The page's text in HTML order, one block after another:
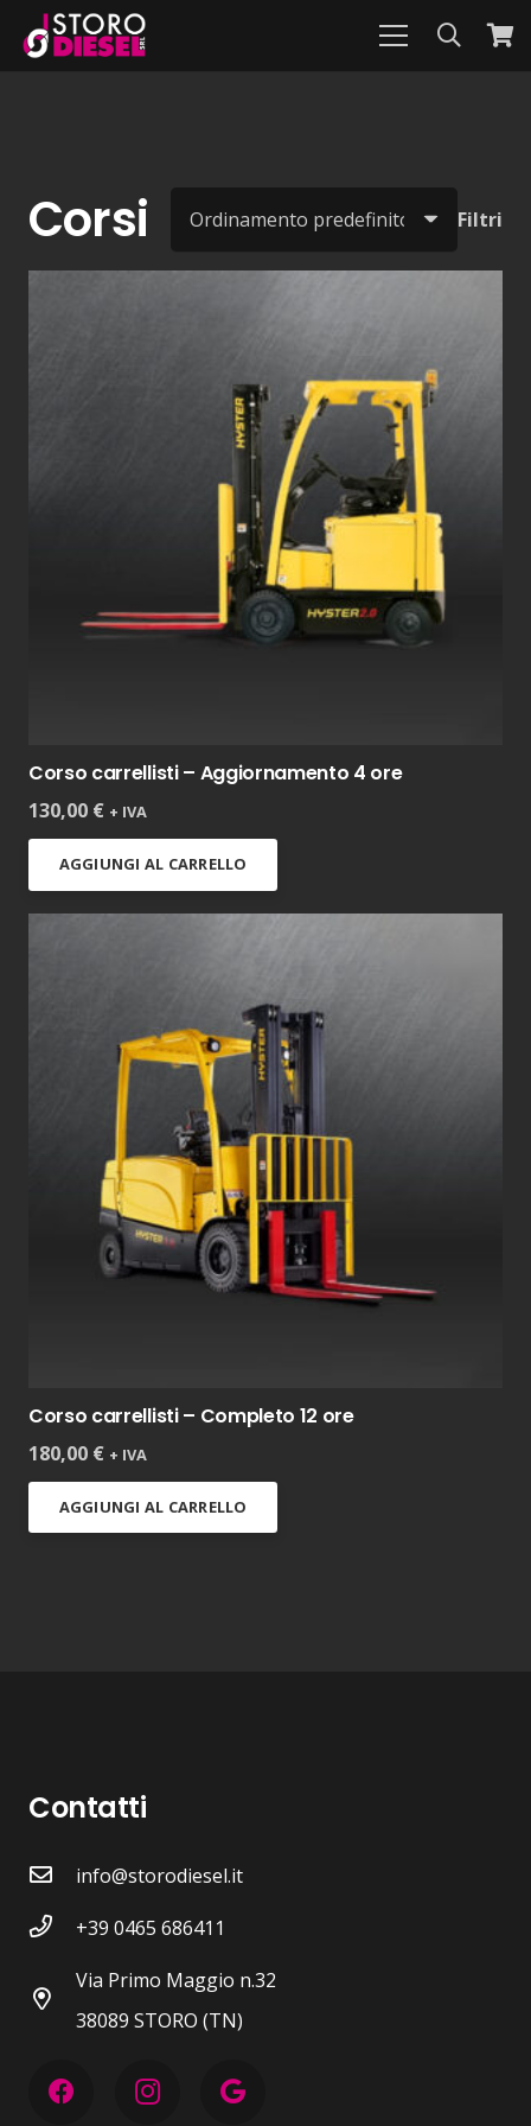
Corsi Filtri
Corso carrellisti – Aggiornamento 4 ore
130,00 € + IVA
AGGIUNGI AL CARRELLO
Corso carrellisti – Completo 12 ore
180,00 € + IVA
AGGIUNGI AL CARRELLO
Contatti
info@storodiesel.it
+39 0465 686411
Via Primo Maggio n.32
38089 STORO (TN)